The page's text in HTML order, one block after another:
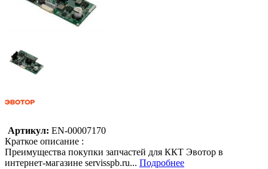
Артикул: EN-00007170
Краткое описание :
Преимущества покупки запчастей для ККТ Эвотор в
интернет-магазине servisspb.ru... Подробнее